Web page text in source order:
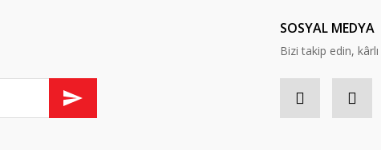
SOSYAL MEDYA
Bizi takip edin, kârlı